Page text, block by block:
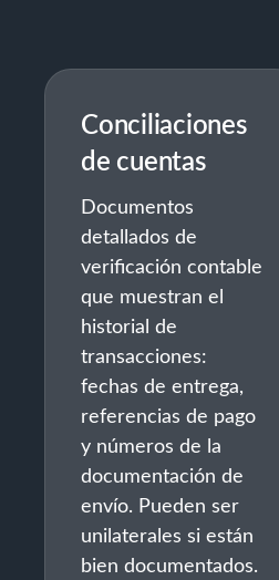
Conciliaciones
de cuentas
Documentos
detallados de
verificación contable
que muestran el
historial de
transacciones:
fechas de entrega,
referencias de pago
y números de la
documentación de
envío. Pueden ser
unilaterales si están
bien documentados.